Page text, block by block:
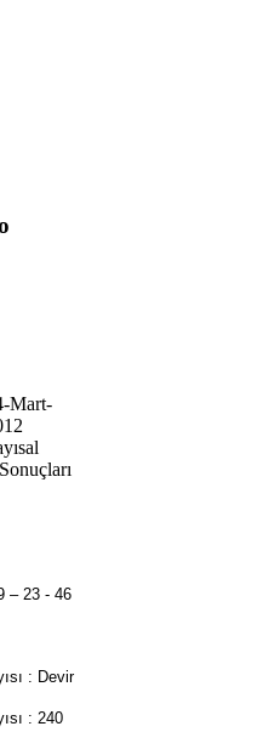
Mart-
– 23 - 46
: Devir
: 240